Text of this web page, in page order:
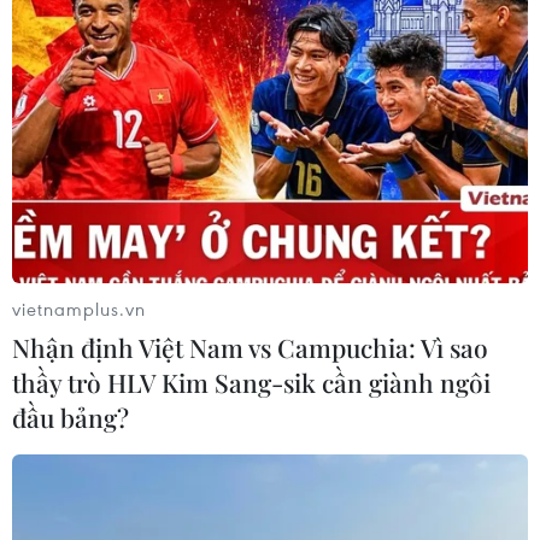
Đưa tranh AI vào nhóm nguy cơ cần
ngăn chặn để bảo vệ di sản nghề làm
tranh Đông Hồ
05/08/2026 08:38
Sẵn sàng cho Lễ hội Việt Nam-Hàn
Quốc thành phố Đà Nẵng 2026
05/08/2026 07:46
Nghệ thuật Xòe Thái: Từ thực hành
di sản đến phát triển du lịch bền
vững
vietnamplus.vn
Nhận định Việt Nam vs Campuchia: Vì sao
thầy trò HLV Kim Sang-sik cần giành ngôi
đầu bảng?